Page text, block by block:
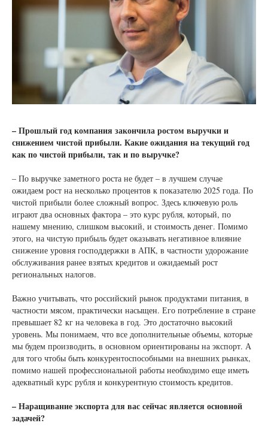
– Прошлый год компания закончила ростом выручки и
снижением чистой прибыли. Какие ожидания на текущий год
как по чистой прибыли, так и по выручке?
– По выручке заметного роста не будет – в лучшем случае
ожидаем рост на несколько процентов к показателю 2025 года. По
чистой прибыли более сложный вопрос. Здесь ключевую роль
играют два основных фактора – это курс рубля, который, по
нашему мнению, слишком высокий, и стоимость денег. Помимо
этого, на чистую прибыль будет оказывать негативное влияние
снижение уровня господдержки в АПК, в частности удорожание
обслуживания ранее взятых кредитов и ожидаемый рост
региональных налогов.
Важно учитывать, что российский рынок продуктами питания, в
частности мясом, практически насыщен. Его потребление в стране
превышает 82 кг на человека в год. Это достаточно высокий
уровень. Мы понимаем, что все дополнительные объемы, которые
мы будем производить, в основном ориентированы на экспорт. А
для того чтобы быть конкурентоспособными на внешних рынках,
помимо нашей профессиональной работы необходимо еще иметь
адекватный курс рубля и конкурентную стоимость кредитов.
– Наращивание экспорта для вас сейчас является основной
задачей?